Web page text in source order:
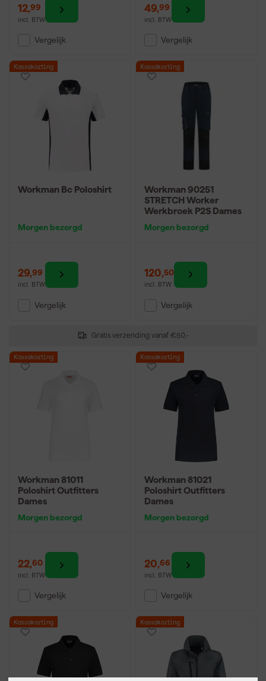
Gratis verzending vanaf €50,-
12,99
incl. BTW
Vergelijk
49,99
incl. BTW
Vergelijk
Kassakorting
Workman Bc Poloshirt
Morgen bezorgd
29,99
incl. BTW
Vergelijk
Kassakorting
Workman 90251
STRETCH Worker
Werkbroek P2S Dames
Morgen bezorgd
120,50
incl. BTW
Vergelijk
Kassakorting
Workman 81011
Poloshirt Outfitters
Dames
Morgen bezorgd
22,60
incl. BTW
Vergelijk
Kassakorting
Workman 81021
Poloshirt Outfitters
Dames
Morgen bezorgd
20,66
incl. BTW
Vergelijk
Kassakorting Kassakorting